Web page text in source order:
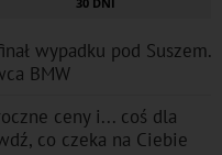
wypadku pod Suszem.
BMW
ceny i... coś dla
co czeka na Ciebie